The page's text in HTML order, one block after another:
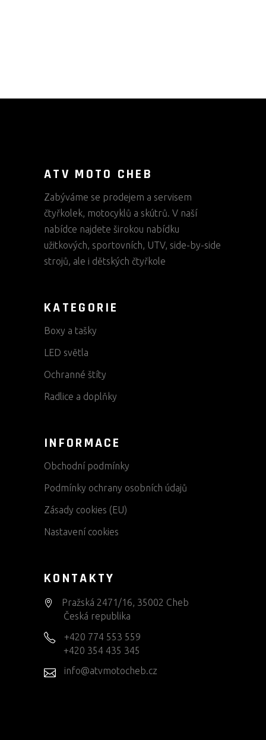
ATV MOTO CHEB
Zabýváme se prodejem a servisem
čtyřkolek, motocyklů a skútrů. V naší
nabídce najdete širokou nabídku
užitkových, sportovních, UTV, side-by-side
strojů, ale i dětských čtyřkole
KATEGORIE
Boxy a tašky
LED světla
Ochranné štíty
Radlice a doplňky
INFORMACE
Obchodní podmínky
Podmínky ochrany osobních údajů
Zásady cookies (EU)
Nastavení cookies
KONTAKTY
Pražská 2471/16, 35002 Cheb
Česká republika
+420 774 553 559
+420 354 435 345
info@atvmotocheb.cz